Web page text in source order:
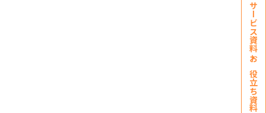
サービス資料・
お役立ち資料